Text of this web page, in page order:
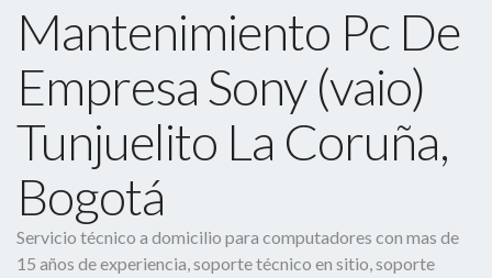
Mantenimiento Pc De
Empresa Sony (vaio)
Tunjuelito La Coruña,
Bogotá
Servicio técnico a domicilio para computadores con mas de
15 años de experiencia, soporte técnico en sitio, soporte